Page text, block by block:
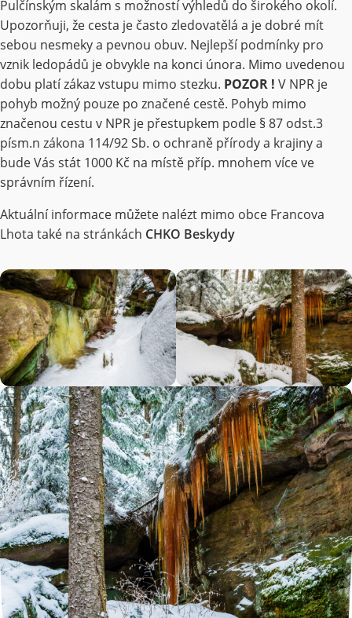
Pulčínským skalám s možností výhledů do širokého okolí.
Upozorňuji, že cesta je často zledovatělá a je dobré mít
sebou nesmeky a pevnou obuv. Nejlepší podmínky pro
vznik ledopádů je obvykle na konci února. Mimo uvedenou
dobu platí zákaz vstupu mimo stezku. POZOR ! V NPR je
pohyb možný pouze po značené cestě. Pohyb mimo
značenou cestu v NPR je přestupkem podle § 87 odst.3
písm.n zákona 114/92 Sb. o ochraně přírody a krajiny a
bude Vás stát 1000 Kč na místě příp. mnohem více ve
správním řízení.
Aktuální informace můžete nalézt mimo obce Francova
Lhota také na stránkách CHKO Beskydy